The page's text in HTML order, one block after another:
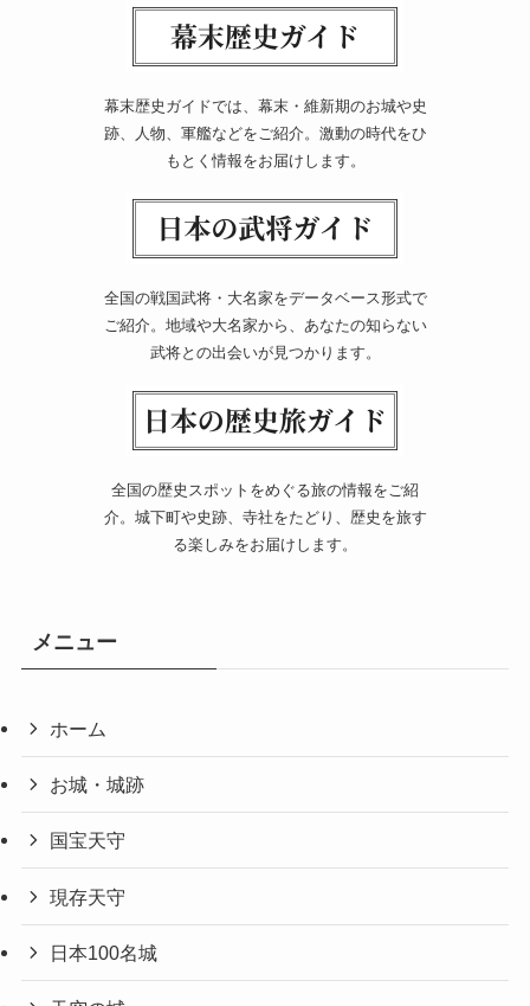
幕末歴史ガイドでは、幕末・維新期のお城や史
跡、人物、軍艦などをご紹介。激動の時代をひ
もとく情報をお届けします。
全国の戦国武将・大名家をデータベース形式で
ご紹介。地域や大名家から、あなたの知らない
武将との出会いが見つかります。
全国の歴史スポットをめぐる旅の情報をご紹
介。城下町や史跡、寺社をたどり、歴史を旅す
る楽しみをお届けします。
メニュー
ホーム
お城・城跡
国宝天守
現存天守
日本100名城